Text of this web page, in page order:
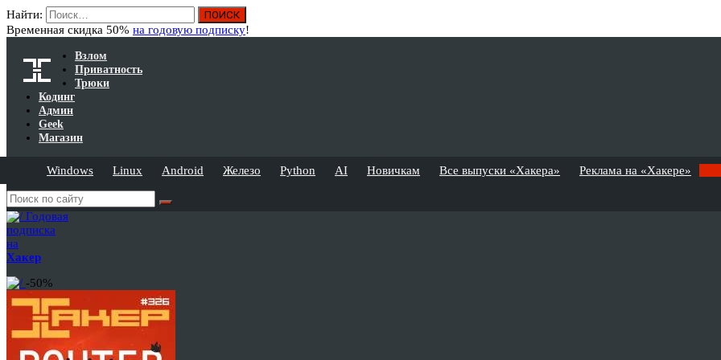
Найти:
Временная скидка 50% на годовую подписку!
Взлом
Приватность
Трюки
Кодинг
Админ
Geek
Магазин
Windows Linux Android Железо Python AI Новичкам Все выпуски «Хакера» Реклама на «Хакере»
Годовая
подписка
на
Хакер
-50%